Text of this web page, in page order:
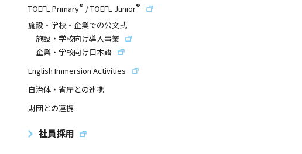
TOEFL Primary® /TOEFL Junior®
施設・学校・企業での公文式
施設・学校向け導入事業
企業・学校向け日本語
English Immersion Activities
自治体・省庁との連携
財団との連携
社員採用